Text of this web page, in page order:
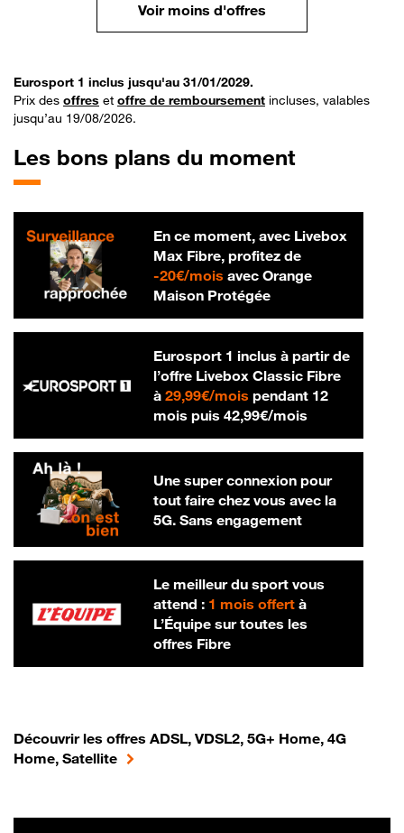
Voir moins d'offres
Eurosport 1 inclus jusqu'au 31/01/2029.
Prix des offres et offre de remboursement incluses, valables
jusqu’au 19/08/2026.
Les bons plans du moment
En ce moment, avec Livebox
Max Fibre, profitez de
-20€/mois20 € par mois
avec Orange
Maison Protégée
Eurosport 1 inclus à partir de
l’offre Livebox Classic Fibre
à 29,99€/mois29,99 € par mois
pendant 12
mois puis 42,99€/mois42,99 € par
Une super connexion pour
tout faire chez vous avec la
5G. Sans engagement
Le meilleur du sport vous
attend : 1 mois offertà
L’Équipe sur toutes les
offres Fibre
Découvrir les offres ADSL, VDSL2, 5G+ Home, 4G
Home, Satellite